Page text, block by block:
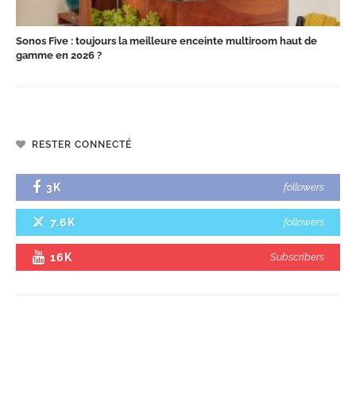
Sonos Five : toujours la meilleure enceinte multiroom haut de
gamme en 2026 ?
RESTER CONNECTÉ
3K followers
7.6K followers
16K Subscribers